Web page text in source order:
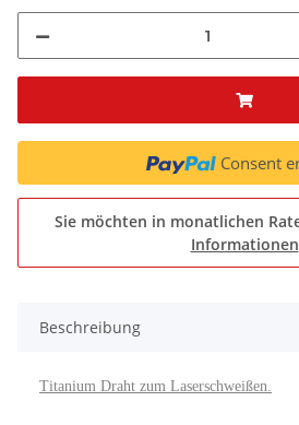
Consent
Sie möchten in monatlichen
Informationen
Beschreibung
Titanium Draht zum Laserschweißen.